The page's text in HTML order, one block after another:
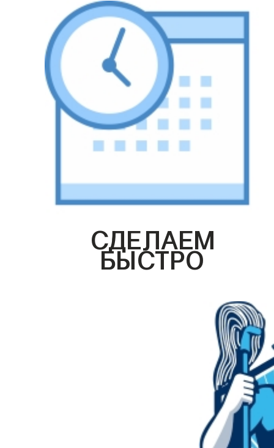
СДЕЛАЕМ
БЫСТРО